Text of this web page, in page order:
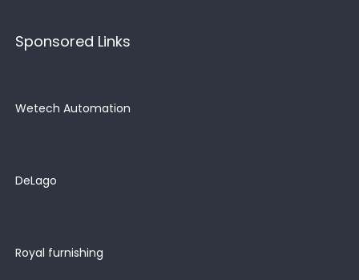
Sponsored Links
Wetech Automation
DeLago
Royal furnishing